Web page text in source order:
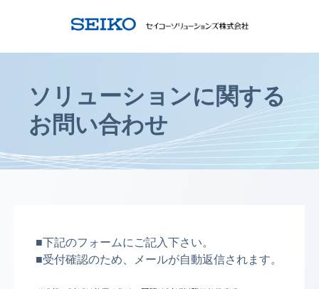
ソリューションに関する
お問い合わせ
■下記のフォームにご記入下さい。
■受付確認のため、メールが自動返信されます。